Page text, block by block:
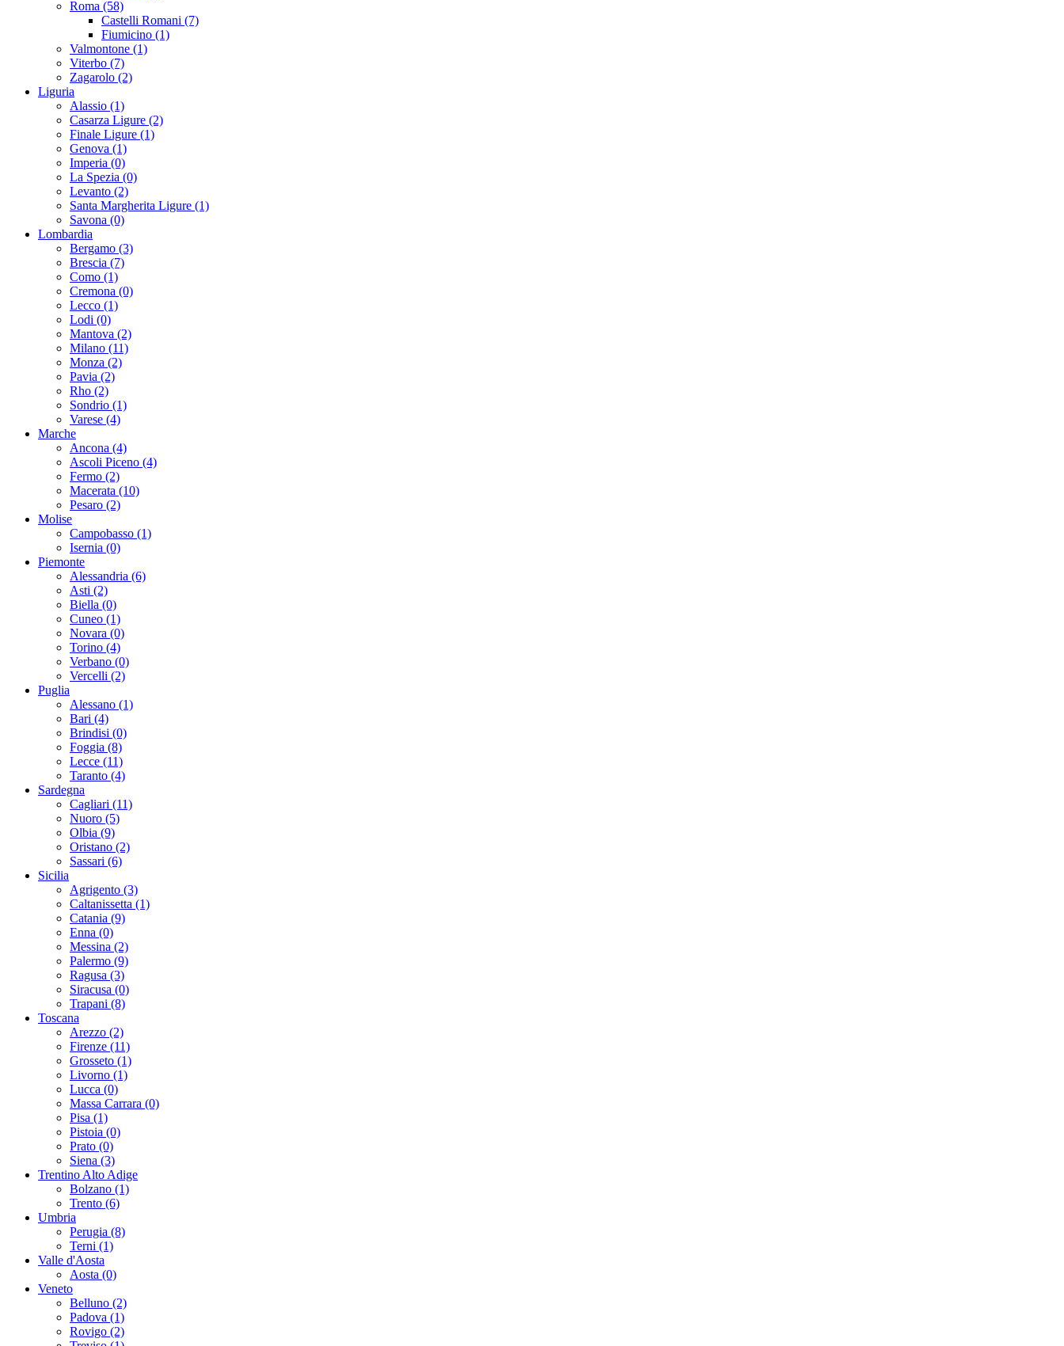
Roma (58)
Castelli Romani (7)
Fiumicino (1)
Valmontone (1)
Viterbo (7)
Zagarolo (2)
Liguria
Alassio (1)
Casarza Ligure (2)
Finale Ligure (1)
Genova (1)
Imperia (0)
La Spezia (0)
Levanto (2)
Santa Margherita Ligure (1)
Savona (0)
Lombardia
Bergamo (3)
Brescia (7)
Como (1)
Cremona (0)
Lecco (1)
Lodi (0)
Mantova (2)
Milano (11)
Monza (2)
Pavia (2)
Rho (2)
Sondrio (1)
Varese (4)
Marche
Ancona (4)
Ascoli Piceno (4)
Fermo (2)
Macerata (10)
Pesaro (2)
Molise
Campobasso (1)
Isernia (0)
Piemonte
Alessandria (6)
Asti (2)
Biella (0)
Cuneo (1)
Novara (0)
Torino (4)
Verbano (0)
Vercelli (2)
Puglia
Alessano (1)
Bari (4)
Brindisi (0)
Foggia (8)
Lecce (11)
Taranto (4)
Sardegna
Cagliari (11)
Nuoro (5)
Olbia (9)
Oristano (2)
Sassari (6)
Sicilia
Agrigento (3)
Caltanissetta (1)
Catania (9)
Enna (0)
Messina (2)
Palermo (9)
Ragusa (3)
Siracusa (0)
Trapani (8)
Toscana
Arezzo (2)
Firenze (11)
Grosseto (1)
Livorno (1)
Lucca (0)
Massa Carrara (0)
Pisa (1)
Pistoia (0)
Prato (0)
Siena (3)
Trentino Alto Adige
Bolzano (1)
Trento (6)
Umbria
Perugia (8)
Terni (1)
Valle d'Aosta
Aosta (0)
Veneto
Belluno (2)
Padova (1)
Rovigo (2)